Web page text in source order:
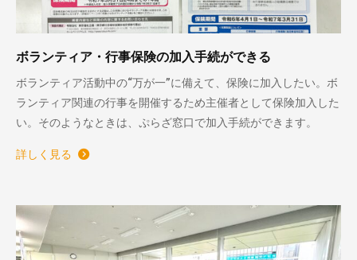
ボランティア・行事保険の加入手続ができる
ボランティア活動中の“万が一”に備えて、保険に加入したい。ボ
ランティア関連の行事を開催するため主催者として保険加入した
い。そのようなときは、ぷらざ窓口で加入手続ができます。
詳しく見る